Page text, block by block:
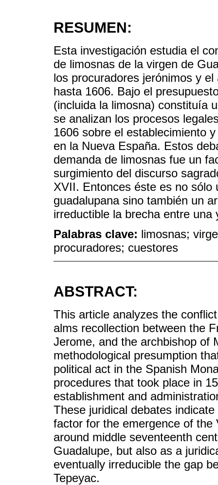
RESUMEN:
Esta investigación estudia el
de limosnas de la virgen de
los procuradores jerónimos y
hasta 1606. Bajo el
(incluida la limosna) constituía
se analizan los procesos
1606 sobre el establecimiento
en la Nueva España. Estos
demanda de limosnas fue un
surgimiento del discurso
XVII. Entonces éste es no sólo
guadalupana sino también un
irreductible la brecha entre una
Palabras clave: limosnas;
procuradores; cuestores
ABSTRACT:
This article analyzes the
alms recollection between the
Jerome, and the archbishop of
methodological presumption
political act in the Spanish
procedures that took place in
establishment and
These juridical debates
factor for the emergence of the
around middle seventeenth
Guadalupe, but also as a
eventually irreducible the gap
Tepeyac.